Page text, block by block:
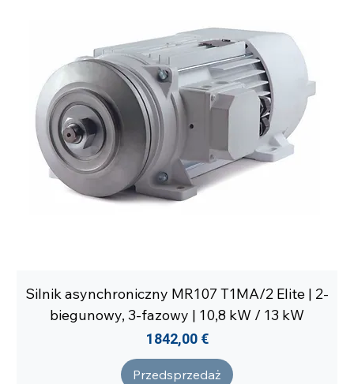
Silnik asynchroniczny MR107 T1MA/2 Elite | 2-
biegunowy, 3-fazowy | 10,8 kW / 13 kW
Cena
1842,00 €
Przedsprzedaż